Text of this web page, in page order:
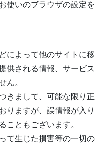
使いのブラウザの設定を
によって他のサイトに移
供される情報、サービス
ん。
きまして、可能な限り正
りますが、誤情報が入り
こともございます。
て生じた損害等の一切の